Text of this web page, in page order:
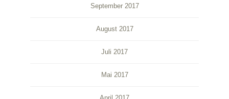
September 2017
August 2017
Juli 2017
Mai 2017